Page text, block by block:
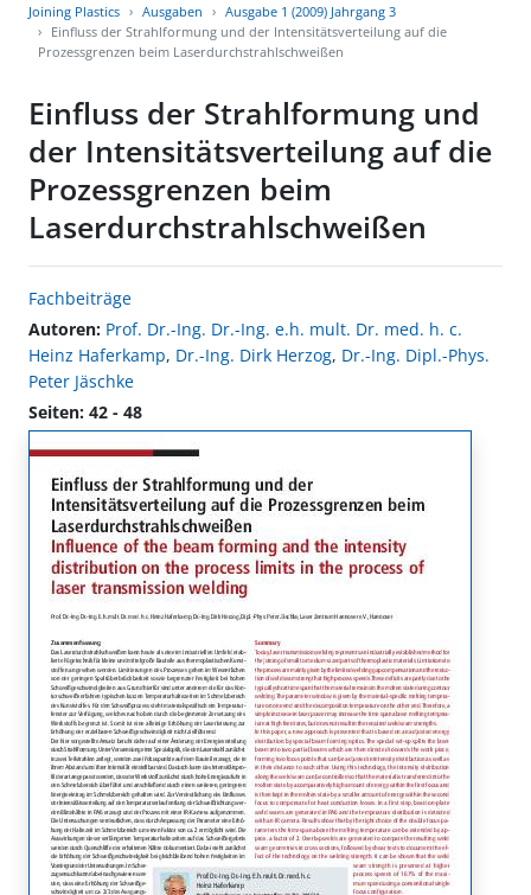
Joining Plastics Ausgaben
Ausgabe 1 (2009) Jahrgang 3
Einfluss der Strahlformung und der Intensitätsverteilung auf die
Prozessgrenzen beim Laserdurchstrahlschweißen
Einfluss der Strahlformung und
der Intensitätsverteilung auf die
Prozessgrenzen beim
Laserdurchstrahlschweißen
Fachbeiträge
Autoren: Prof. Dr.-Ing. Dr.-Ing. e.h. mult. Dr. med. h. c.
Heinz Haferkamp, Dr.-Ing. Dirk Herzog, Dr.-Ing. Dipl.-Phys.
Peter Jäschke
Seiten: 42 - 48